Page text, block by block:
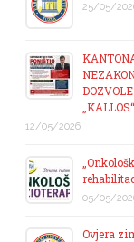
25/05/
12/05/2026
05/05/
Ovjera